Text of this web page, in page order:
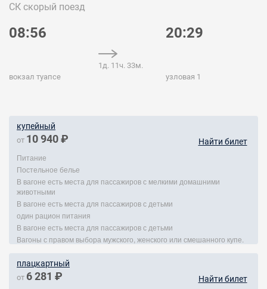
СК скорый поезд
08:56
вокзал туапсе
1д. 11ч. 33м.
20:29
узловая 1
купейный
от 10 940 ₽ Найти билет
Питание
Постельное белье
В вагоне есть места для пассажиров с мелкими домашними
животными
В вагоне есть места для пассажиров с детьми
один рацион питания
В вагоне есть места для пассажиров с детьми
Вагоны с правом выбора мужского, женского или смешанного купе.
плацкартный
от 6 281 ₽ Найти билет